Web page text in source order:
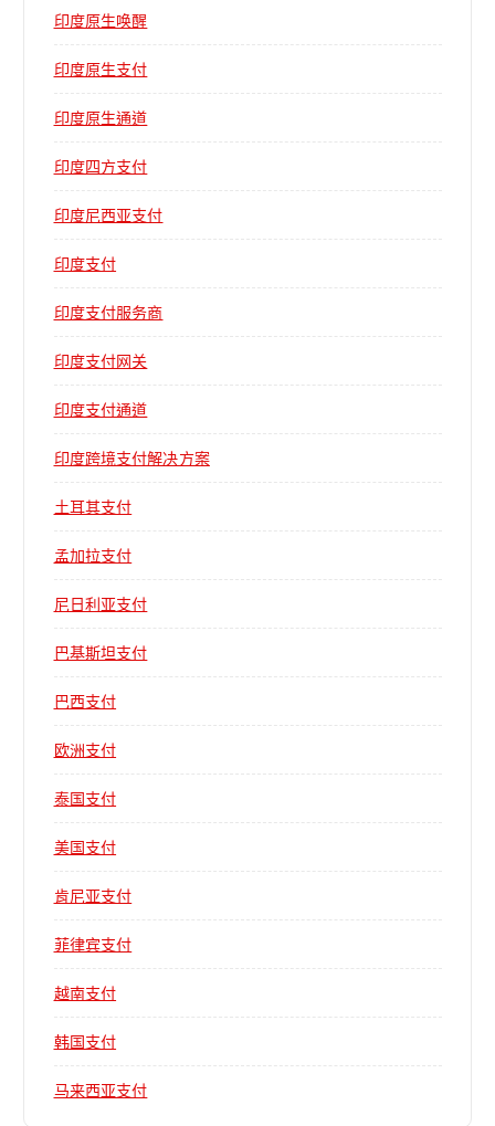
印度原生唤醒
印度原生支付
印度原生通道
印度四方支付
印度尼西亚支付
印度支付
印度支付服务商
印度支付网关
印度支付通道
印度跨境支付解决方案
土耳其支付
孟加拉支付
尼日利亚支付
巴基斯坦支付
巴西支付
欧洲支付
泰国支付
美国支付
肯尼亚支付
菲律宾支付
越南支付
韩国支付
马来西亚支付